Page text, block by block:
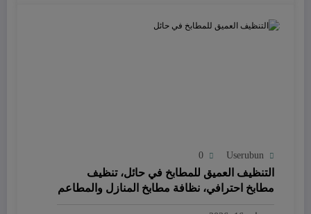
Userubun
0
التنظيف العميق للمطابخ في حائل، تنظيف
مطابخ احترافي، نظافة مطابخ المنازل والمطاعم